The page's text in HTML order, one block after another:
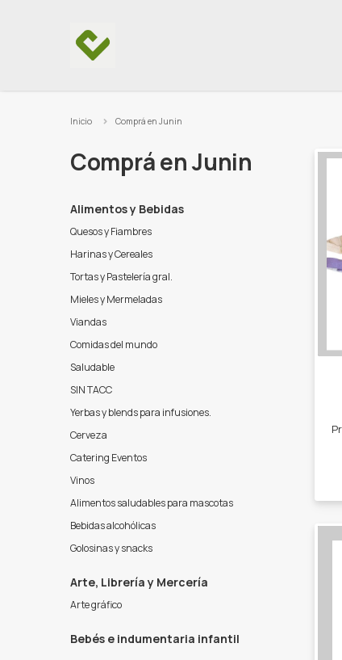
Inicio Comprá en Junin
Comprá en Junin
Alimentos y Bebidas
Quesos y Fiambres
Harinas y Cereales
Tortas y Pastelería gral.
Mieles y Mermeladas
Viandas
Comidas del mundo
Saludable
SIN TACC
Yerbas y blends para infusiones.
Cerveza
Catering Eventos
Vinos
Alimentos saludables para mascotas
Bebidas alcohólicas
Golosinas y snacks
Arte, Librería y Mercería
Arte gráfico
Bebés e indumentaria infantil